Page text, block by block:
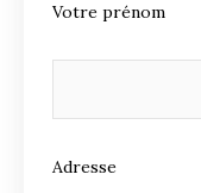
Votre prénom
Adresse